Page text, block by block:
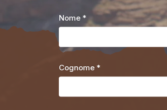
Nome *
Cognome *